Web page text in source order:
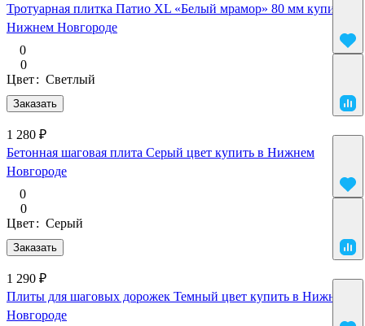
Тротуарная плитка Патио XL «Белый мрамор» 80 мм купить в
Нижнем Новгороде
0
0
Заказать
Цвет: Светлый
1 280 ₽
Бетонная шаговая плита Серый цвет купить в Нижнем
Новгороде
0
0
Заказать
Цвет: Серый
1 290 ₽
Плиты для шаговых дорожек Темный цвет купить в Нижнем
Новгороде